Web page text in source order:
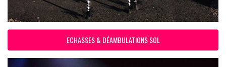
ECHASSES & DÉAMBULATIONS SOL